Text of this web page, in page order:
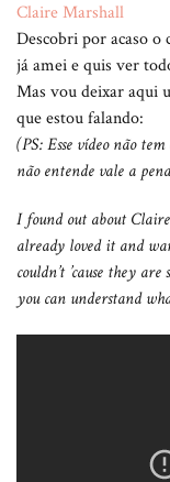
Claire Marshall
Descobri por acaso
já amei e quis ver
Mas vou deixar aqui
que estou falando:
(PS: Esse vídeo não
não entende vale a
I found out about
already loved it and
couldn’t ’cause they
you can understand